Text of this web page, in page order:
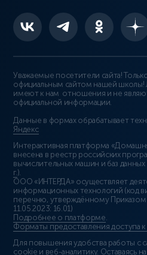
Уважаемые посетители сайта!
официальным сайтом нашей школы!
имеют к нам отношения и не
официальной информации.
Данные в формах обрабатывает
Яндекс
Интерактивная платформа
внесена в реестр российских
вычислительных машин и баз данных
г.).
ООО «ИНТЕРДА» осуществляет
информационных технологий (код
перечню, утверждённому
11.05.2023: 16.01)
Подробнее о платформе.
Форматы предоставления доступа
Для повышения удобства работы с
cookie и веб-аналитику. Оставаясь